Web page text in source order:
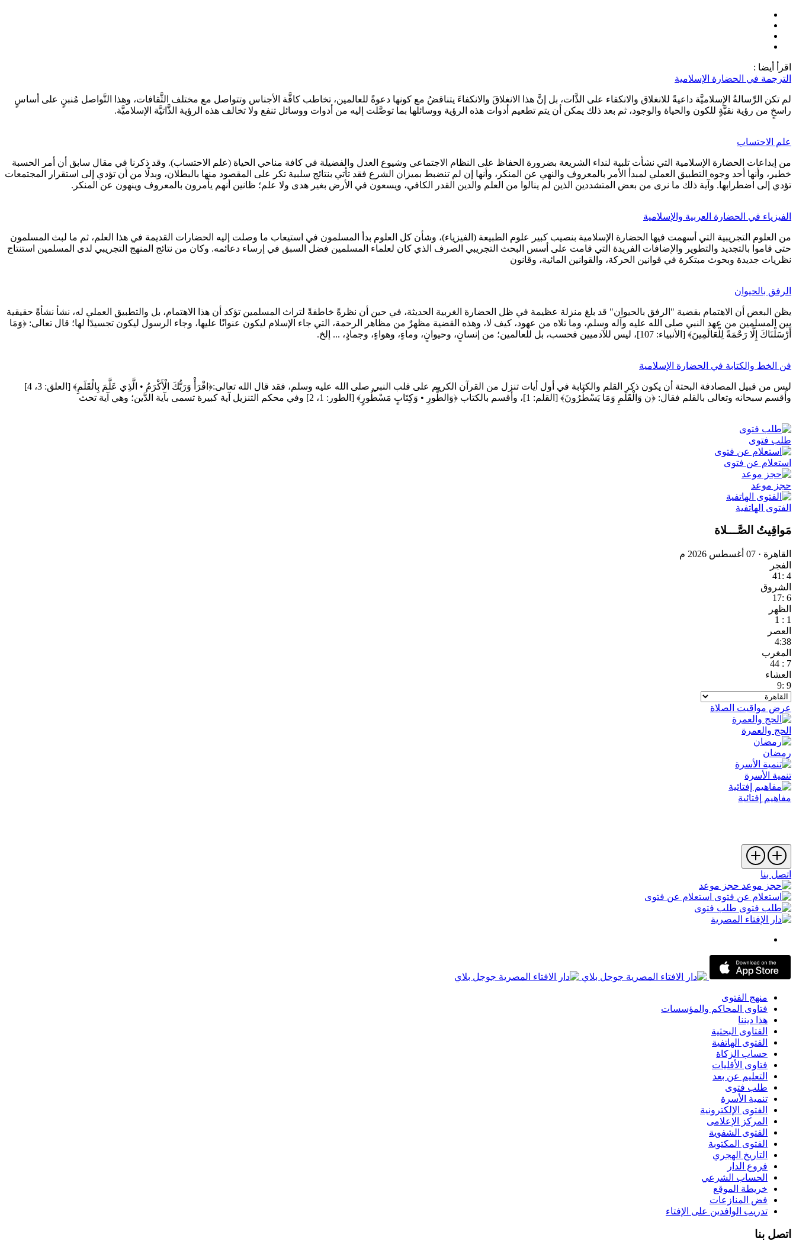
اقرأ أيضا :
الترجمة في الحضارة الإسلامية
لم تكن الرِّسالةُ الإِسلاميَّة داعيةً للانغلاق والانكفاء على الذَّات، بل إنَّ هذا الانغلاقَ والانكفاءَ يتناقضُ مع كونها دعوةً للعالمين، تخاطب كافَّة الأجناس وتتواصل مع مختلف الثَّقافات، وهذا التَّواصل مُنبنٍ على أساسٍ
راسخٍ من رؤية نقيَّةٍ للكون والحياة والوجود، ثم بعد ذلك يمكن أن يتم تطعيم أدوات هذه الرؤية ووسائلها بما توصَّلت إليه من أدوات ووسائل تنفع ولا تخالف هذه الرؤية الذَّاتيَّة الإسلاميَّة.
علم الاحتساب
من إبداعات الحضارة الإسلامية التي نشأت تلبية لنداء الشريعة بضرورة الحفاظ على النظام الاجتماعي وشيوع العدل والفضيلة في كافة مناحي الحياة (علم الاحتساب). وقد ذكرنا في مقال سابق أن أمر الحسبة
خطير، وأنها أحد وجوه التطبيق العملي لمبدأ الأمر بالمعروف والنهي عن المنكر، وأنها إن لم تنضبط بميزان الشرع فقد تأتي بنتائج سلبية تكر على المقصود منها بالبطلان، وبدلًا من أن تؤدي إلى استقرار المجتمعات
تؤدي إلى اضطرابها. وآية ذلك ما نرى من بعض المتشددين الذين لم ينالوا من العلم والدين القدر الكافي، ويسعون في الأرض بغير هدى ولا علم؛ ظانين أنهم يأمرون بالمعروف وينهون عن المنكر.
الفيزياء في الحضارة العربية والإسلامية
من العلوم التجريبية التي أسهمت فيها الحضارة الإسلامية بنصيب كبير علوم الطبيعة (الفيزياء)، وشأن كل العلوم بدأ المسلمون في استيعاب ما وصلت إليه الحضارات القديمة في هذا العلم، ثم ما لبث المسلمون
حتى قاموا بالتجديد والتطوير والإضافات الفريدة التي قامت على أسس البحث التجريبي الصرف الذي كان لعلماء المسلمين فضل السبق في إرساء دعائمه. وكان من نتائج المنهج التجريبي لدى المسلمين استنتاج
نظريات جديدة وبحوث مبتكرة في قوانين الحركة، والقوانين المائية، وقانون
الرفق بالحيوان
يظن البعض أن الاهتمام بقضية "الرفق بالحيوان" قد بلغ منزلة عظيمة في ظل الحضارة الغربية الحديثة، في حين أن نظرةً خاطفةً لتراث المسلمين تؤكد أن هذا الاهتمام، بل والتطبيق العملي له، نشأ نشأةً حقيقية
بين المسلمين من عهد النبي صلى الله عليه وآله وسلم، وما تلاه من عهود، كيف لا، وهذه القضية مظهرٌ من مظاهر الرحمة، التي جاء الإسلام ليكون عنوانًا عليها، وجاء الرسول ليكون تجسيدًا لها؛ قال تعالى: ﴿وَمَا
أَرْسَلْنَاكَ إِلَّا رَحْمَةً لِلْعَالَمِينَ﴾ [الأنبياء: 107]، ليس للآدميين فحسب، بل للعالمين؛ من إنسانٍ، وحيوانٍ، وماءٍ، وهواءٍ، وجمادٍ، ... إلخ.
فن الخط والكتابة في الحضارة الإسلامية
ليس من قبيل المصادفة البحتة أن يكون ذكر القلم والكتابة في أول أيات تنزل من القرآن الكريم على قلب النبي صلى الله عليه وسلم، فقد قال الله تعالى:﴿اقْرَأْ وَرَبُّكَ الْأَكْرَمُ • الَّذِي عَلَّمَ بِالْقَلَمِ﴾ [العلق: 3، 4]
وأقسم سبحانه وتعالى بالقلم فقال: ﴿ن وَالْقَلَمِ وَمَا يَسْطُرُونَ﴾ [القلم: 1]، وأقسم بالكتاب ﴿وَالطُّورِ • وَكِتَابٍ مَسْطُورٍ﴾ [الطور: 1، 2] وفي محكم التنزيل آية كبيرة تسمى بآية الدَّين؛ وهي آية تحث
طلب فتوى
استعلام عن فتوى
حجز موعد
الفتوى الهاتفية
مَواقِيتُ الصَّـــلاة
القاهرة · 07 أغسطس 2026 م
الفجر
4 :41
الشروق
6 :17
الظهر
1 : 1
العصر
4:38
المغرب
7 : 44
العشاء
9 :9
عرض مواقيت الصلاة
الحج والعمرة
رمضان
تنمية الأسرة
مفاهيم إفتائية
اتصل بنا
حجز موعد
استعلام عن فتوى
طلب فتوى
منهج الفتوى
فتاوى المحاكم والمؤسسات
هذا ديننا
الفتاوى البحثية
الفتوى الهاتفية
حساب الزكاة
فتاوى الأقليات
التعليم عن بعد
طلب فتوى
تنمية الأسرة
الفتوى الإلكترونية
المركز الإعلامى
الفتوى الشفوية
الفتوى المكتوبة
التاريخ الهجري
فروع الدار
الحساب الشرعي
خريطة الموقع
فض المنازعات
تدريب الوافدين على الإفتاء
اتصل بنا